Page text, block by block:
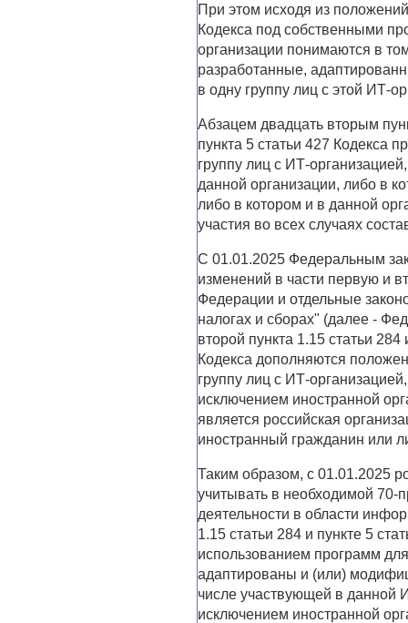
При этом исходя из
Кодекса под собственными
организации понимаются в
разработанные,
в одну группу лиц с этой ИТ-
Абзацем двадцать вторым
пункта 5 статьи 427 Кодекса
группу лиц с ИТ-
данной организации, либо в
либо в котором и в данной
участия во всех случаях
С 01.01.2025 Федеральным
изменений в части первую и
Федерации и отдельные
налогах и сборах" (далее -
второй пункта 1.15 статьи
Кодекса дополняются
группу лиц с ИТ-
исключением иностранной
является российская
иностранный гражданин или
Таким образом, с 01.01.2025
учитывать в необходимой 70-
деятельности в области
1.15 статьи 284 и пункте 5
использованием программ
адаптированы и (или)
числе участвующей в данной
исключением иностранной